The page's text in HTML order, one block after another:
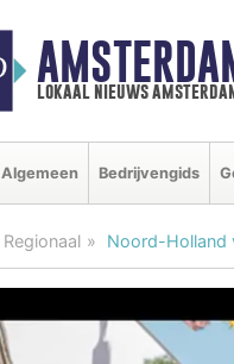
lokaal nieuws
Algemeen Bedrijvengids
Regionaal Noord-Holland